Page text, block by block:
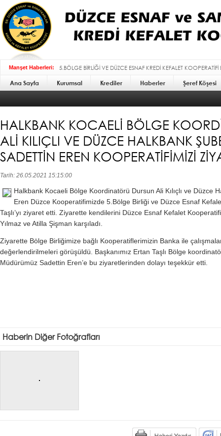
Manşet Haberleri:
5.BÖLGE BİRLİĞİ VE DÜZCE ESNAF KREDİ KEFALET
BAYRAMI MESAJI :
Ana Sayfa Kurumsal Krediler Haberler Şeref Köşesi
HALKBANK KOCAELİ BÖLGE
ALİ KILIÇLI VE DÜZCE HALKBANK
SADETTİN EREN KOOPERATİFİMİZİ
Tarih: 26.05.2021 15:15:00
Halkbank Kocaeli Bölge Koordinatörü Dursun Ali Kılıçlı ve Düzce
Eren Düzce Kooperatifimizde 5.Bölge Birliği ve Düzce Esnaf
Taşlı’yı ziyaret etti. Ziyarette kendilerini Düzce Esnaf Kefalet
Yılmaz ve Atilla Şişman karşıladı.
Ziyarette Bölge Birliğimize bağlı Kooperatiflerimizin Banka ile
değerlendirilmeleri görüşüldü. Başkanımız Ertan Taşlı Bölge
Müdürümüz Sadettin Eren’e bu ziyaretlerinden dolayı teşekkür etti.
Haberin Diğer Fotoğrafları